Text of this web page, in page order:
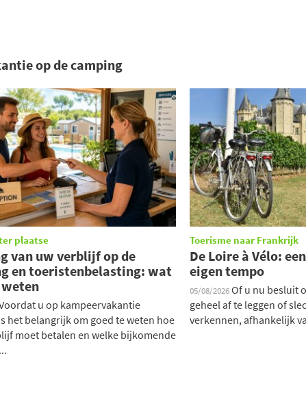
op de camping
plaatse
van uw verblijf op de
en toeristenbelasting: wat
u op kampeervakantie
het belangrijk om goed te weten hoe
moet betalen en welke bijkomende
Toerisme naar Frankrijk
De Loire à Vélo:
eigen tempo
05/08/2026Of u nu besluit
geheel af te leggen of
verkennen, afhankelijk